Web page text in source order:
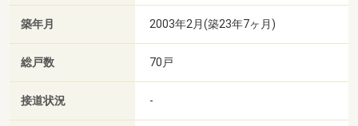
築年月 2003年2月(築23年7ヶ月)
総戸数 70戸
接道状況 -